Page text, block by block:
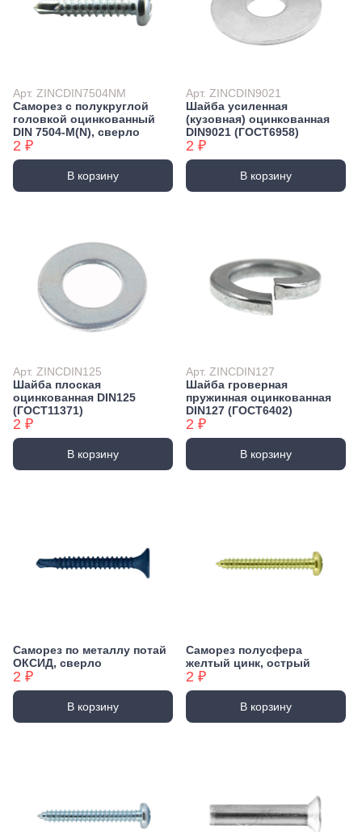
Арт. ZINCDIN7504NM
Саморез с полукруглой
головкой оцинкованный
DIN 7504-М(N), сверло
2 ₽
В корзину
Арт. ZINCDIN9021
Шайба усиленная
(кузовная) оцинкованная
DIN9021 (ГОСТ6958)
2 ₽
В корзину
Арт. ZINCDIN125
Шайба плоская
оцинкованная DIN125
(ГОСТ11371)
2 ₽
В корзину
Арт. ZINCDIN127
Шайба гроверная
пружинная оцинкованная
DIN127 (ГОСТ6402)
2 ₽
В корзину
Саморез по металлу потай
ОКСИД, сверло
2 ₽
В корзину
Саморез полусфера
желтый цинк, острый
2 ₽
В корзину